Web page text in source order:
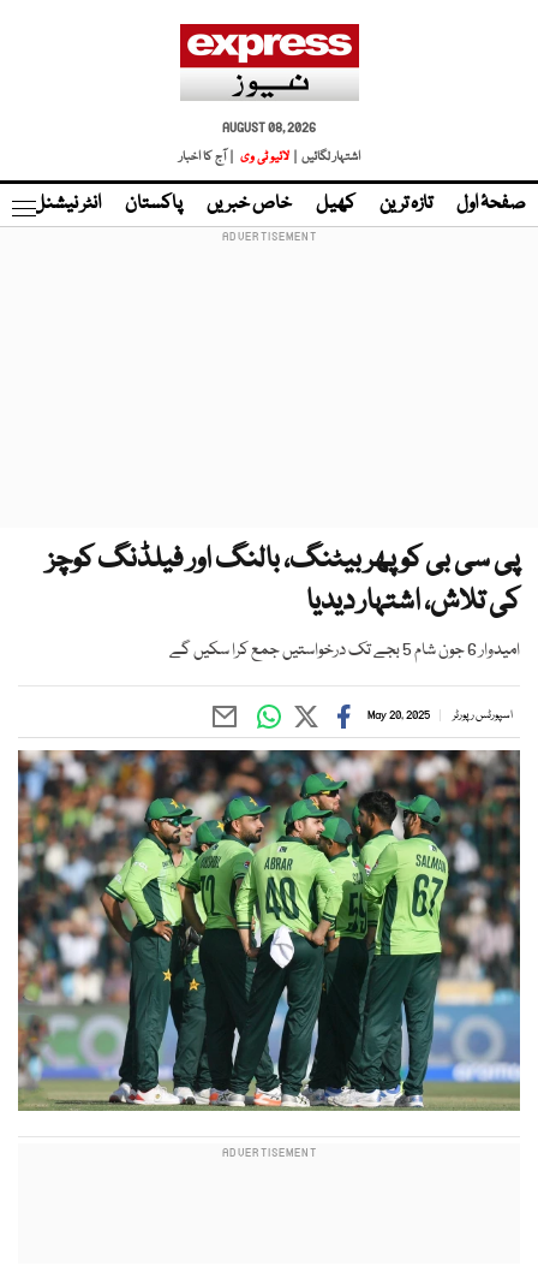
AUGUST 08, 2026
اشتہار لگائیں |
لائیو ٹی وی | آج کا اخبار
صفحۂ اول تازہ ترین کھیل خاص خبریں پاکستان انٹر نیشنل
پی سی بی کو پھر بیٹنگ، بالنگ اور فیلڈنگ کوچز
کی تلاش، اشتہار دیدیا
امیدوار 6 جون شام 5 بجے تک درخواستیں جمع کرا سکیں گے
اسپورٹس رپورٹر May 20, 2025